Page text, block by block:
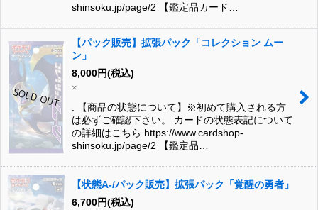
shinsoku.jp/page/2 【鑑定品カード…
【パック販売】拡張パック「コレクション ムー
ン」
8,000円(税込)
×
. 【商品の状態について】※初めて購入される方
は必ずご確認下さい。 カードの状態表記について
の詳細はこちら https://www.cardshop-
shinsoku.jp/page/2 【鑑定品…
【状態A-/パック販売】拡張パック「覚醒の勇者」
6,700円(税込)